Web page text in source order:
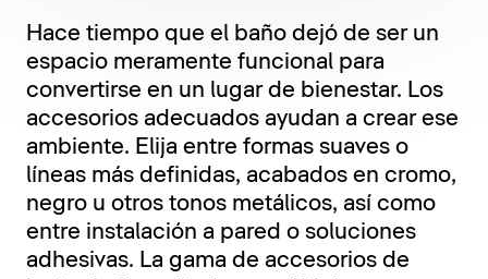
Hace tiempo que el baño dejó de ser un
espacio meramente funcional para
convertirse en un lugar de bienestar. Los
accesorios adecuados ayudan a crear ese
ambiente. Elija entre formas suaves o
líneas más definidas, acabados en cromo,
negro u otros tonos metálicos, así como
entre instalación a pared o soluciones
adhesivas. La gama de accesorios de